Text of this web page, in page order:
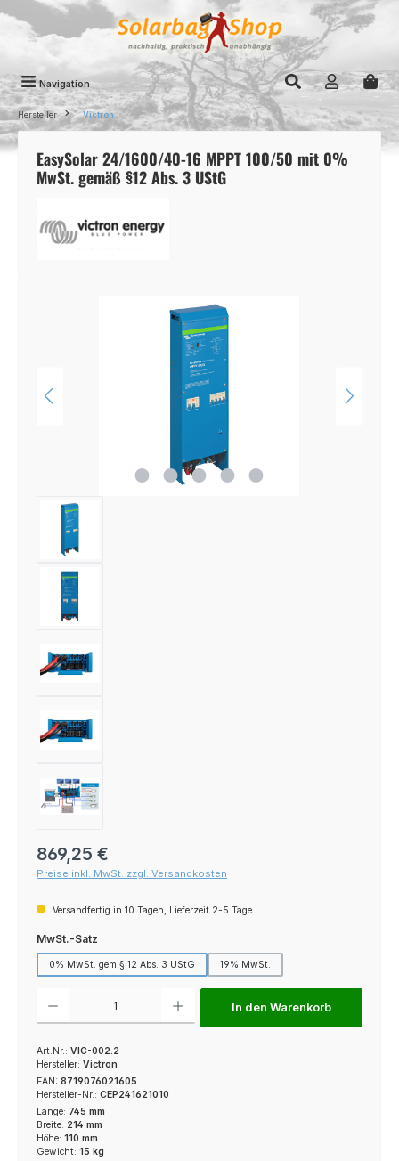
Zum Hauptinhalt springen
Navigation
Hersteller Victron
EasySolar 24/1600/40-16 MPPT 100/50 mit 0%
MwSt. gemäß §12 Abs. 3 UStG
Regulärer Preis:
869,25 €
Preise inkl. MwSt. zzgl. Versandkosten
Versandfertig in 10 Tagen, Lieferzeit 2-5 Tage
MwSt.-Satz
0% MwSt. gem.§ 12 Abs. 3 UStG 19% MwSt.
In den Warenkorb
Art.Nr.: VIC-002.2
Hersteller: Victron
EAN: 8719076021605
Hersteller-Nr.: CEP241621010
Länge: 745 mm
Breite: 214 mm
Höhe: 110 mm
Gewicht: 15 kg